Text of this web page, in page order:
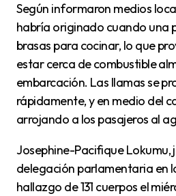
Según informaron medios locales, el incendio se
habría originado cuando una
brasas para cocinar, lo que
estar cerca de combustible
embarcación. Las llamas se
rápidamente, y en medio del
arrojando a los pasajeros al
Josephine-Pacifique Lokumu, jefa de una
delegación parlamentaria en
hallazgo de 131 cuerpos el